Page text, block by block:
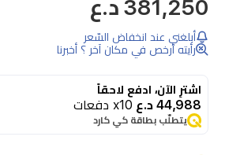
الروبوتية
SRV4200BK
لتنظيف
فعال
381,250 د.ع
أبلغني عند انخفاض السّعر
رأيته أرخص في مكان آخر ؟ أخبرنا
اشترِ الآن، ادفع لاحقاً
44,988 د.ع x10 دفعات
يتطلّب بطاقة كي كارد